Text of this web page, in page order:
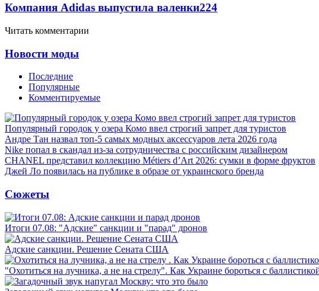
Компания Adidas выпустила валенки224
Читать комментарии
Новости моды
Последние
Популярные
Комментируемые
Популярный городок у озера Комо ввел строгий запрет для туристов
Андре Тан назвал топ-5 самых модных аксессуаров лета 2026 года
Nike попал в скандал из-за сотрудничества с российским дизайнером
CHANEL представил коллекцию Métiers d’Art 2026: сумки в форме фруктов
Джей Ло появилась на публике в образе от украинского бренда
Сюжеты
Итоги 07.08: "Адские" санкции и "парад" дронов
Адские санкции. Решение Сената США
"Охотиться на лучника, а не на стрелу". Как Украине бороться с